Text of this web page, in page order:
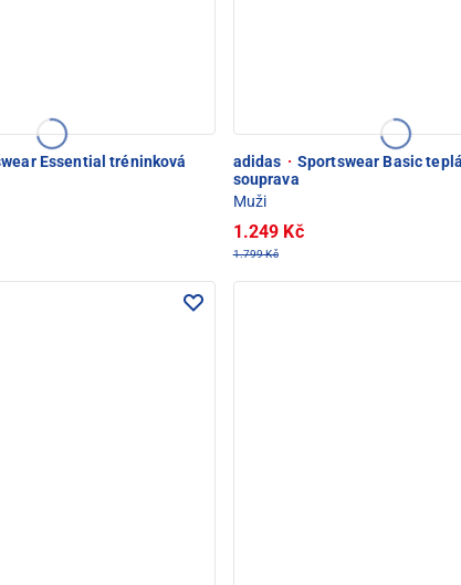
Essential tréninková adidas · Sportswear Basic
souprava
Muži
1.249 Kč
1.799 Kč